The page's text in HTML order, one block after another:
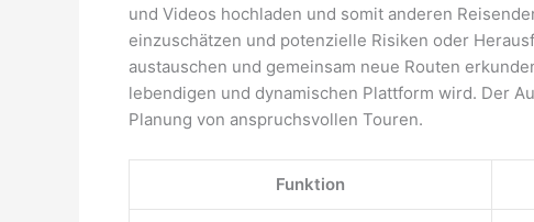
und Videos hochladen und somit anderen
einzuschätzen und potenzielle Risiken oder
austauschen und gemeinsam neue Routen
lebendigen und dynamischen Plattform wird. Der
Planung von anspruchsvollen Touren.
Funktion